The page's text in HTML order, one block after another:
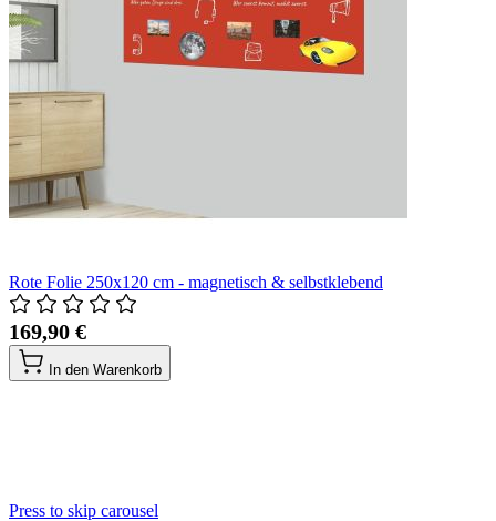
Rote Folie 250x120 cm - magnetisch & selbstklebend
169,90 €
In den Warenkorb
Press to skip carousel